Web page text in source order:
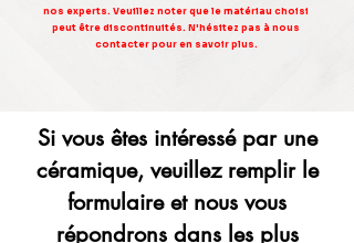
nos experts. Veuillez noter que le matériau choisi
peut être discontinuités. N'hésitez pas à nous
contacter pour en savoir plus.
Si vous êtes intéressé par une
céramique, veuillez remplir le
formulaire et nous vous
répondrons dans les plus